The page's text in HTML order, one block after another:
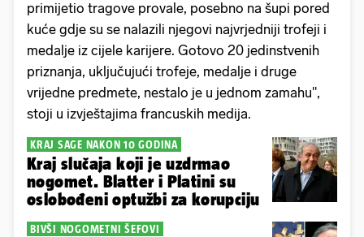
primijetio tragove provale, posebno na šupi pored
kuće gdje su se nalazili njegovi najvrjedniji trofeji i
medalje iz cijele karijere. Gotovo 20 jedinstvenih
priznanja, uključujući trofeje, medalje i druge
vrijedne predmete, nestalo je u jednom zamahu",
stoji u izvještajima francuskih medija.
KRAJ SAGE NAKON 10 GODINA
Kraj slučaja koji je uzdrmao
nogomet. Blatter i Platini su
oslobođeni optužbi za korupciju
BIVŠI NOGOMETNI ŠEFOVI